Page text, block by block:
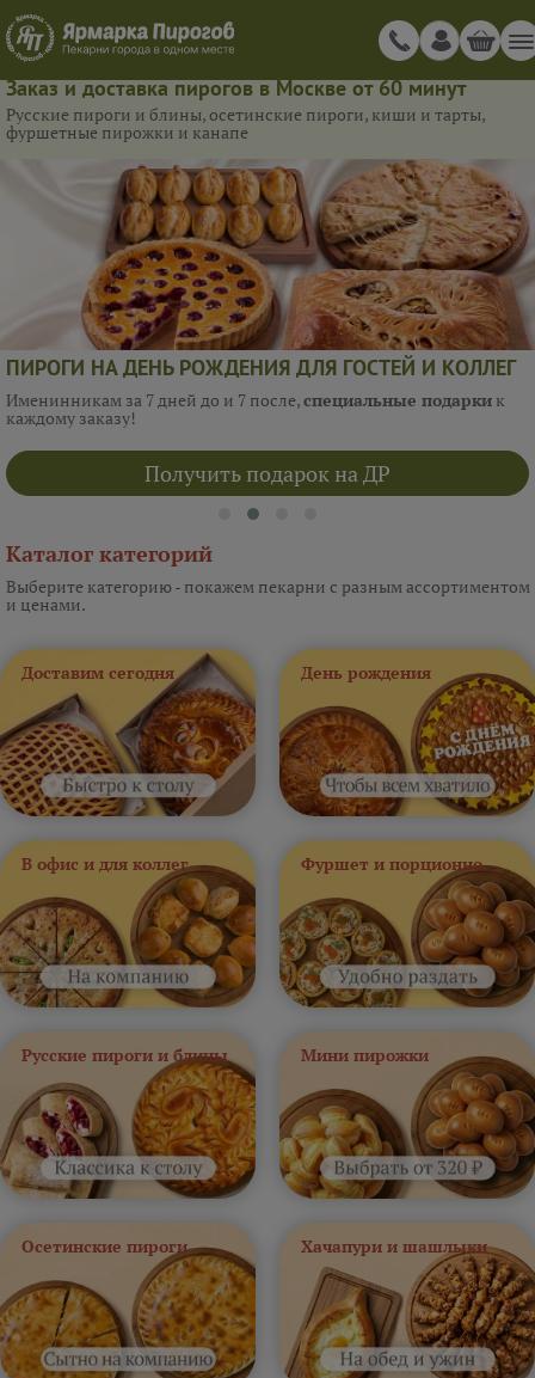
Заказ и доставка пирогов в Москве от 60 минут
Русские пироги и блины, осетинские пироги, киши и тарты,
фуршетные пирожки и канапе
ПИРОГИ НА ДЕНЬ РОЖДЕНИЯ ДЛЯ ГОСТЕЙ И КОЛЛЕГ
Именинникам за 7 дней до и 7 после,специальные подарки к
каждому заказу!
Получить подарок на ДР
Каталог категорий
Выберите категорию - покажем пекарни с разным ассортиментом
и ценами.
Доставим сегодня День рождения
В офис и для коллег Фуршет и порционно
Русские пироги и блины Мини пирожки
Осетинские пироги Хачапури и шашлыки